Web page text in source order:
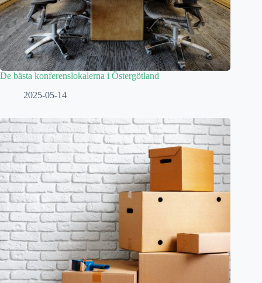
De bästa konferenslokalerna i Östergötland
2025-05-14